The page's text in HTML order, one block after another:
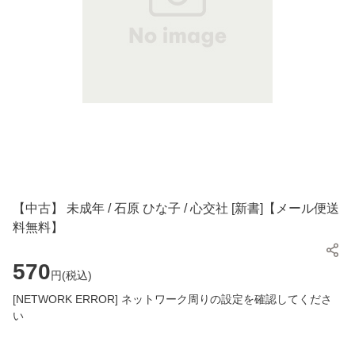
【中古】 未成年 / 石原 ひな子 / 心交社 [新書]【メール便送
料無料】
570円(税込)
[NETWORK ERROR] ネットワーク周りの設定を確認してくださ
い